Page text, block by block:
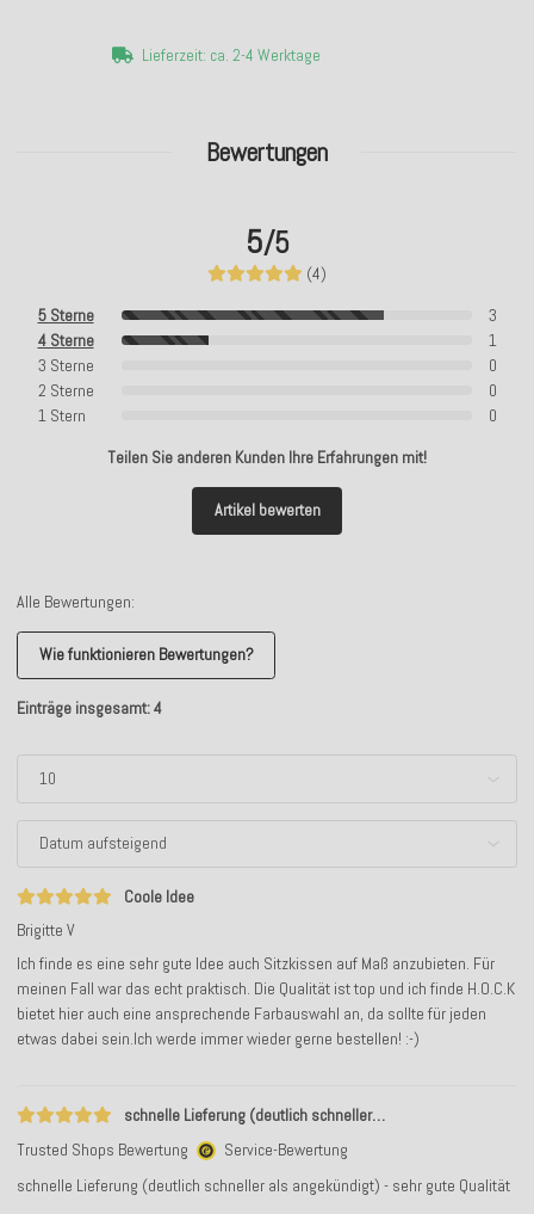
Bewertungen
5/5
(4)
5 Sterne
3
4 Sterne
1
3 Sterne
0
2 Sterne
0
1 Stern
0
Teilen Sie anderen Kunden Ihre Erfahrungen mit!
Artikel bewerten
Alle Bewertungen:
Wie funktionieren Bewertungen?
Einträge insgesamt: 4
Coole Idee
Brigitte V
Ich finde es eine sehr gute Idee auch Sitzkissen auf Maß anzubieten. Für
meinen Fall war das echt praktisch. Die Qualität ist top und ich finde H.O.C.K
bietet hier auch eine ansprechende Farbauswahl an, da sollte für jeden
etwas dabei sein.Ich werde immer wieder gerne bestellen! :-)
schnelle Lieferung (deutlich schneller…
Trusted Shops Bewertung
Service-Bewertung
schnelle Lieferung (deutlich schneller als angekündigt) - sehr gute Qualität
Lieferzeit: ca. 2-4 Werktage